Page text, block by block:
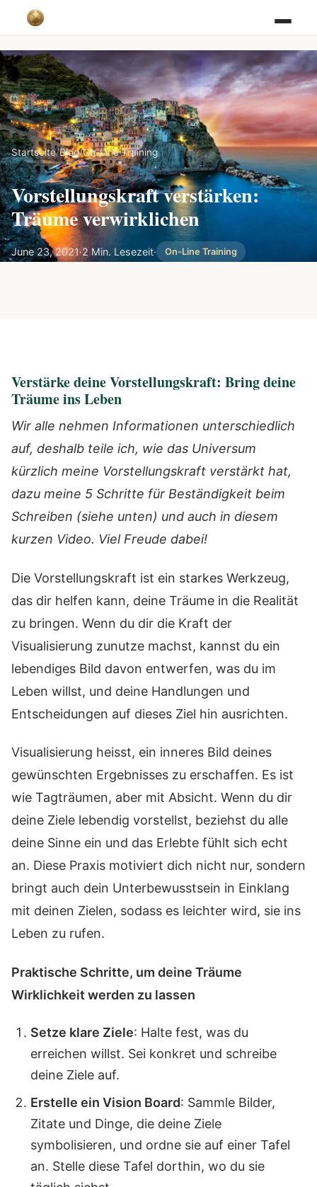
Startseite/Blog/On-Line Training
Vorstellungskraft verstärken:
Träume verwirklichen
June 23, 2021·2 Min. Lesezeit· On-Line Training
Verstärke deine Vorstellungskraft: Bring deine
Träume ins Leben
Wir alle nehmen Informationen unterschiedlich
auf, deshalb teile ich, wie das Universum
kürzlich meine Vorstellungskraft verstärkt hat,
dazu meine 5 Schritte für Beständigkeit beim
Schreiben (siehe unten) und auch in diesem
kurzen Video. Viel Freude dabei!
Die Vorstellungskraft ist ein starkes Werkzeug,
das dir helfen kann, deine Träume in die Realität
zu bringen. Wenn du dir die Kraft der
Visualisierung zunutze machst, kannst du ein
lebendiges Bild davon entwerfen, was du im
Leben willst, und deine Handlungen und
Entscheidungen auf dieses Ziel hin ausrichten.
Visualisierung heisst, ein inneres Bild deines
gewünschten Ergebnisses zu erschaffen. Es ist
wie Tagträumen, aber mit Absicht. Wenn du dir
deine Ziele lebendig vorstellst, beziehst du alle
deine Sinne ein und das Erlebte fühlt sich echt
an. Diese Praxis motiviert dich nicht nur, sondern
bringt auch dein Unterbewusstsein in Einklang
mit deinen Zielen, sodass es leichter wird, sie ins
Leben zu rufen.
Praktische Schritte, um deine Träume
Wirklichkeit werden zu lassen
Setze klare Ziele: Halte fest, was du
erreichen willst. Sei konkret und schreibe
deine Ziele auf.
Erstelle ein Vision Board: Sammle Bilder,
Zitate und Dinge, die deine Ziele
symbolisieren, und ordne sie auf einer Tafel
an. Stelle diese Tafel dorthin, wo du sie